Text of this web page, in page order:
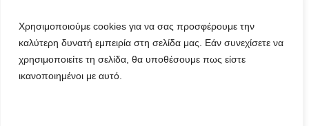
Χρησιμοποιούμε cookies για να σας προσφέρουμε την
καλύτερη δυνατή εμπειρία στη σελίδα μας. Εάν συνεχίσετε να
χρησιμοποιείτε τη σελίδα, θα υποθέσουμε πως είστε
ικανοποιημένοι με αυτό.
ΦΟΡΕΜΑΤΑ
ΦΟΥΤΕΡ ΜΠΛΟΥΖΕΣ
Πίσω
Πίσω